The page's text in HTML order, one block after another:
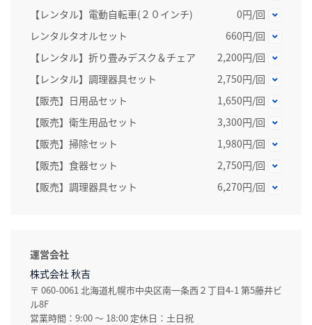
【レンタル】電動自転車(２０インチ)
0円/回
レンタルタオルセット
660円/回
【レンタル】折り畳みデスク＆チェア
2,200円/回
【レンタル】調理器具セット
2,750円/回
【販売】日用品セット
1,650円/回
【販売】衛生用品セット
3,300円/回
【販売】掃除セット
1,980円/回
【販売】食器セット
2,750円/回
【販売】調理器具セット
6,270円/回
運営会社
株式会社 秋吉
〒 060-0061 北海道札幌市中央区南一条西２丁目4-1 第5藤井ビ
ル8F
営業時間：9:00 〜 18:00 定休日：土日祝